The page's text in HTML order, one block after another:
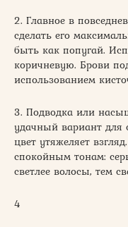
2. Главное в
сделать его
быть как попугай.
коричневую. Брови
использованием
3. Подводка или
удачный вариант для
цвет утяжеляет
спокойным тонам:
светлее волосы, тем
4